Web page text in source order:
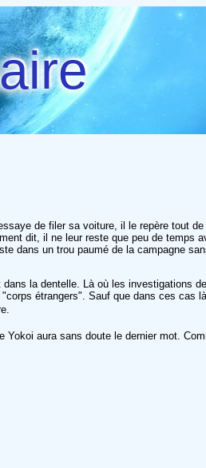
de filer sa voiture, il le repère tout
dit, il ne leur reste que peu de temps
dans un trou paumé de la campagne
la dentelle. Là où les investigations
étrangers". Sauf que dans ces cas
aura sans doute le dernier mot.